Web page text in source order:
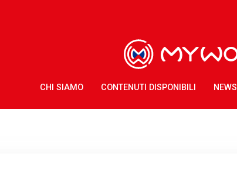
CHI SIAMO CONTENUTI DISPONIBILI NEWS